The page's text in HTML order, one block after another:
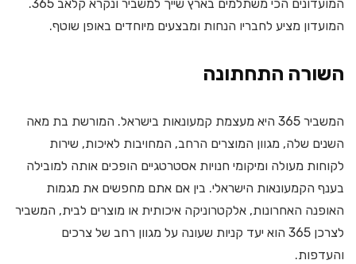
המועדונים הכי משתלמים בארץ שייך למשביר ונקרא
קלאב 365.
המועדון מציע לחבריו הנחות ומבצעים מיוחדים באופן שוטף.
השורה התחתונה
המשביר 365 היא מעצמת קמעונאות בישראל. המורשת בת מאה
השנים שלה, מגוון המוצרים הרחב, המחויבות לאיכות, שירות
לקוחות מעולה ומיקומי חנויות אסטרטגיים הופכים אותה למובילה
בענף הקמעונאות הישראלי. בין אם אתם מחפשים את מגמות
האופנה האחרונות, אלקטרוניקה איכותית או מוצרים לבית, המשביר
לצרכן 365 הוא יעד קניות שעונה על מגוון רחב של צרכים
והעדפות.